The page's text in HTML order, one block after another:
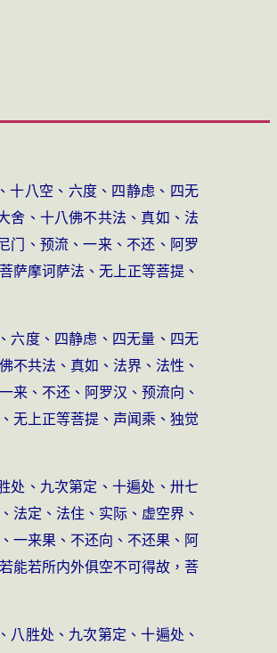
十八空、六度、四静虑、四无
舍、十八佛不共法、真如、法
门、预流、一来、不还、阿罗
萨摩诃萨法、无上正等菩提、
六度、四静虑、四无量、四无
不共法、真如、法界、法性、
来、不还、阿罗汉、预流向、
无上正等菩提、声闻乘、独觉
处、九次第定、十遍处、卅七
法定、法住、实际、虚空界、
一来果、不还向、不还果、阿
能若所内外俱空不可得故，菩
胜处、九次第定、十遍处、